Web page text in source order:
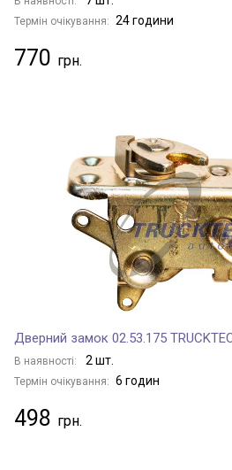
Термін очікування: 24 години
770
Дверний замок 02.53.175
В наявності: 2 шт.
Термін очікування: 6 годин
498